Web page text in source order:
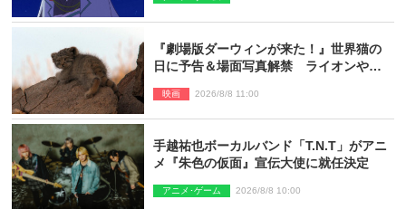
『劇場版ダーウィンが来た！』世界猫の
日に予告＆場面写真解禁 ライオンやマ
映画 2026/8/8 11:00
手越祐也ボーカルバンド「T.N.T」がアニ
メ『朱色の仮面』宣伝大使に就任決定
アニメ･ゲーム 2026/8/8 10:00